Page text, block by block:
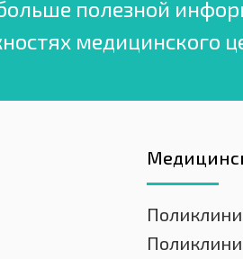
полезной
медицинского